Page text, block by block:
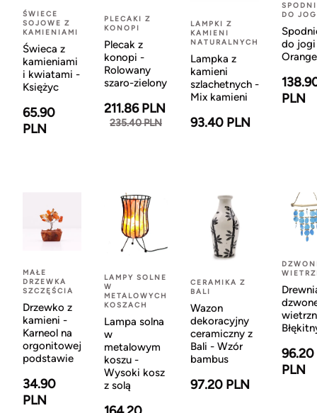
ŚWIECE
SOJOWE Z
KAMIENIAMI
Świeca z
kamieniami
i kwiatami -
Księżyc
65.90
PLN
PLECAKI Z
KONOPI
Plecak z
konopi -
Rolowany
szaro-zielony
211.86 PLN
235.40 PLN
LAMPKI Z
KAMIENI
NATURALNYCH
Lampka z
kamieni
szlachetnych -
Mix kamieni
93.40 PLN
DO
do
Orange
PLN
MAŁE
DRZEWKA
SZCZĘŚCIA
Drzewko z
kamieni -
Karneol na
orgonitowej
podstawie
34.90
PLN
LAMPY SOLNE
W
METALOWYCH
KOSZACH
Lampa solna
w
metalowym
koszu -
Wysoki kosz
z solą
CERAMIKA Z
BALI
Wazon
dekoracyjny
ceramiczny z
Bali - Wzór
bambus
97.20 PLN
96.20
PLN